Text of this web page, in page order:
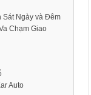
Sát Ngày và Đêm
Chạm Giao
Auto